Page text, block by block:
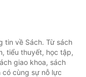
tin về Sách. Từ sách
tiểu thuyết, học tập,
giao khoa, sách
có cùng sự nỗ lực